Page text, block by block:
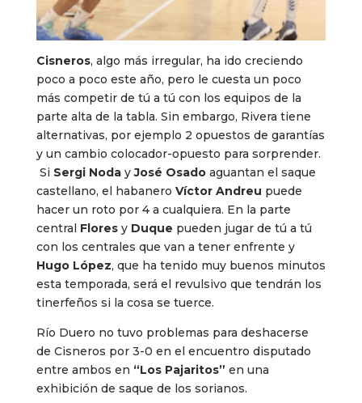
Cisneros, algo más irregular, ha ido creciendo
poco a poco este año, pero le cuesta un poco
más competir de tú a tú con los equipos de la
parte alta de la tabla. Sin embargo, Rivera tiene
alternativas, por ejemplo 2 opuestos de garantías
y un cambio colocador-opuesto para sorprender.
Si Sergi NodayJosé Osadoaguantan el saque
castellano, el habanero Víctor Andreu puede
hacer un roto por 4 a cualquiera. En la parte
central Floresy Duque pueden jugar de tú a tú
con los centrales que van a tener enfrente y
Hugo López, que ha tenido muy buenos minutos
esta temporada, será el revulsivo que tendrán los
tinerfeños si la cosa se tuerce.
Río Duero no tuvo problemas para deshacerse
de Cisneros por 3-0 en el encuentro disputado
entre ambos en “Los Pajaritos” en una
exhibición de saque de los sorianos.